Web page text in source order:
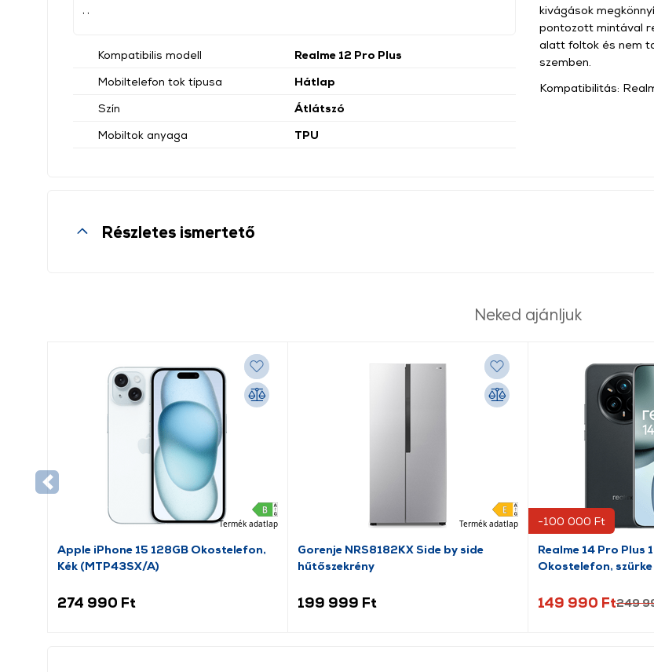
Kompatibilis modell
Realme 12 Pro Plus
Mobiltelefon tok típusa
Hátlap
Szín
Átlátszó
Mobiltok anyaga
TPU
kivágások
pontozott mintával
alatt foltok és nem
szemben.
Kompatibilitás:
Részletes ismertető
Neked ajánljuk
Termék adatlap
Apple iPhone 15 128GB Okostelefon,
Kék (MTP43SX/A)
274 990 Ft
Termék adatlap
Gorenje NRS8182KX Side by side
hűtőszekrény
199 999 Ft
-100 000 Ft
Realme 14 Pro Plus
Okostelefon, szürke
149 990 Ft249